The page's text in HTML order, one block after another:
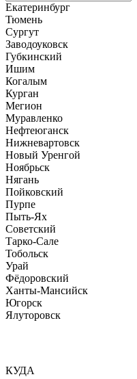
Екатеринбург
Тюмень
Сургут
Заводоуковск
Губкинский
Ишим
Когалым
Курган
Мегион
Муравленко
Нефтеюганск
Нижневартовск
Новый Уренгой
Ноябрьск
Нягань
Пойковский
Пурпе
Пыть-Ях
Советский
Тарко-Сале
Тобольск
Урай
Фёдоровский
Ханты-Мансийск
Югорск
Ялуторовск
КУДА